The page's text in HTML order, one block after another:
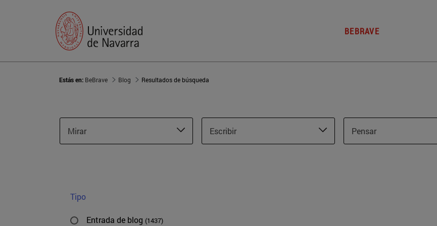
BEBRAVE
Estás en: BeBrave Blog Resultados de búsqueda
Mirar Escribir Pensar
Tipo
Entrada de blog (1437)